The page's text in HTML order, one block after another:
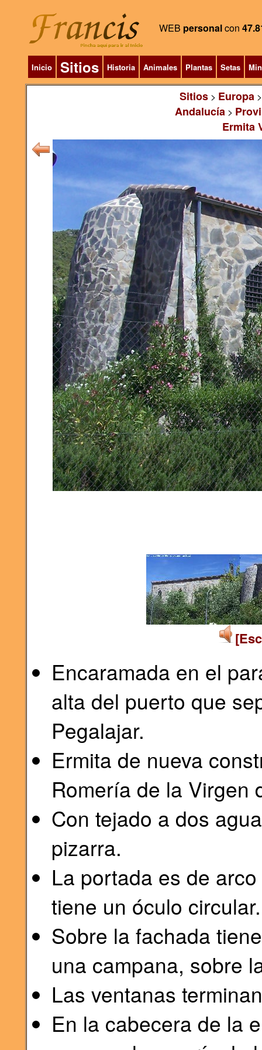
WEB personalcon
Inicio Sitios Historia Animales Plantas Setas
Sitios> Europa
Andalucía>
Ermita
Encaramada en el
alta del puerto que
Pegalajar.
Ermita de nueva
Romería de la Virgen
Con tejado a dos
pizarra.
La portada es de
tiene un óculo circular.
Sobre la fachada
una campana, sobre
Las ventanas
En la cabecera de la